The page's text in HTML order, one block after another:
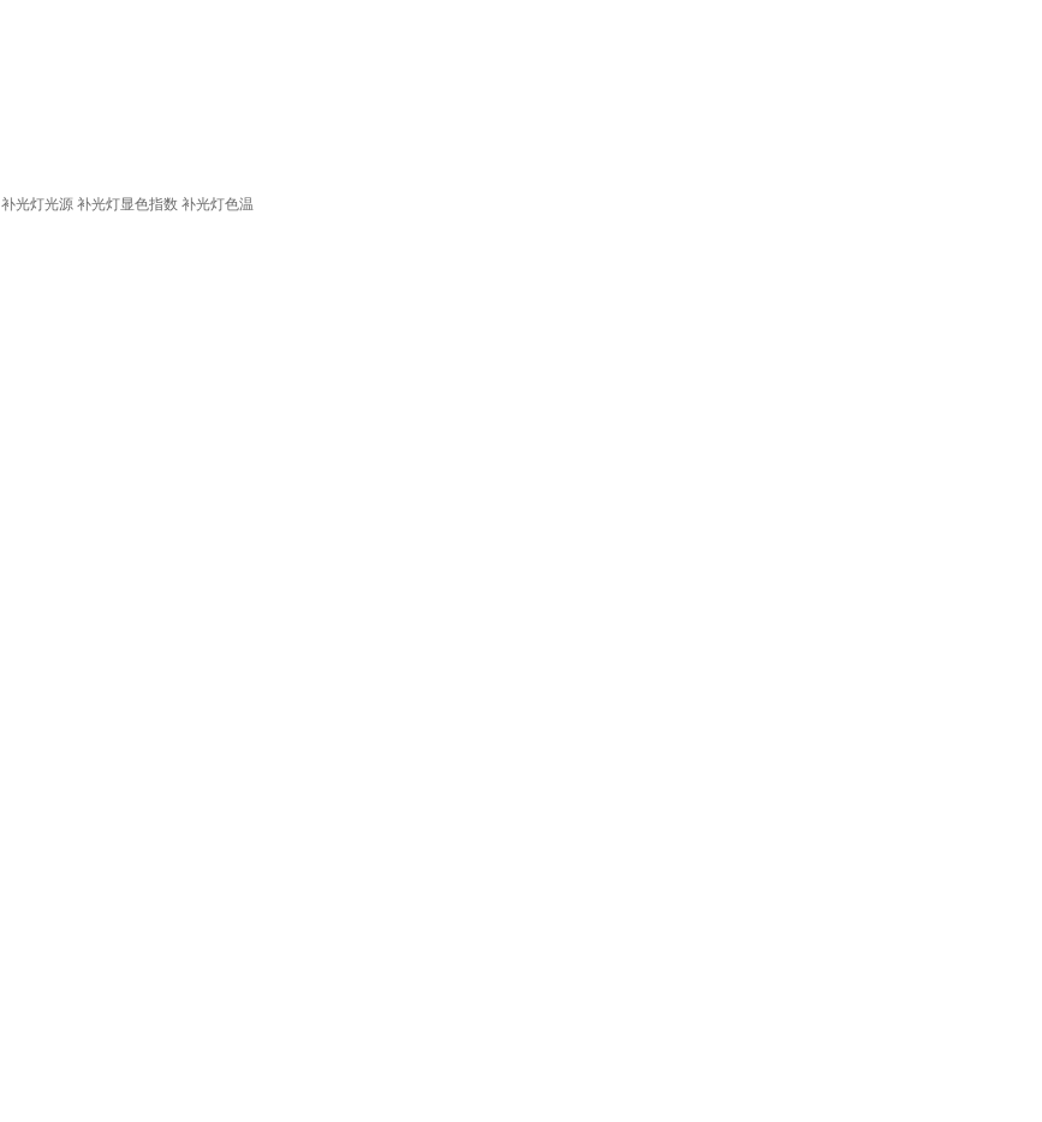
补光灯光源 补光灯显色指数 补光灯色温